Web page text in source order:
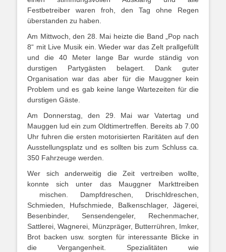
Festbetreiber waren froh, den Tag ohne Regen
überstanden zu haben.
Am Mittwoch, den 28. Mai heizte die Band „Pop nach
8“ mit Live Musik ein. Wieder war das Zelt prallgefüllt
und die 40 Meter lange Bar wurde ständig von
durstigen Partygästen belagert. Dank guter
Organisation war das aber für die Mauggner kein
Problem und es gab keine lange Wartezeiten für die
durstigen Gäste.
Am Donnerstag, den 29. Mai war Vatertag und
Mauggen lud ein zum Oldtimertreffen. Bereits ab 7.00
Uhr fuhren die ersten motorisierten Raritäten auf den
Ausstellungsplatz und es sollten bis zum Schluss ca.
350 Fahrzeuge werden.
Wer sich anderweitig die Zeit vertreiben wollte,
konnte sich unter das Mauggner Markttreiben
mischen. Dampfdreschen, Drischldreschen,
Schmieden, Hufschmiede, Balkenschlager, Jägerei,
Besenbinder, Sensendengeler, Rechenmacher,
Sattlerei, Wagnerei, Münzpräger, Butterrühren, Imker,
Brot backen usw. sorgten für interessante Blicke in
die Vergangenheit. Spezialitäten wie